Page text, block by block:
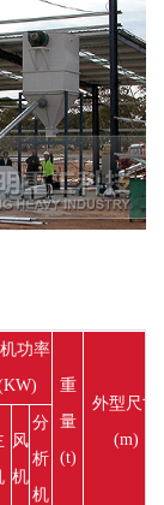
功率
重
量
(t)
外型尺寸
(m)
风
机
分
析
机